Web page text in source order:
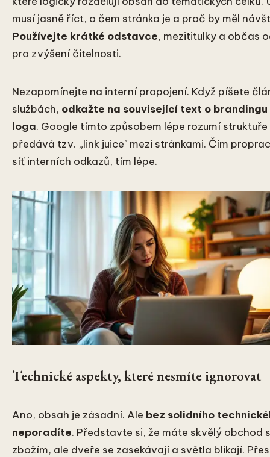
musí jasně říct, o čem stránka je a proč by měl
Používejte krátké odstavce, mezititulky a občas
pro zvýšení čitelnosti.
Nezapomínejte na interní propojení. Když píšete
službách, odkažte na související text o
loga. Google tímto způsobem lépe rozumí
předává tzv. „link juice" mezi stránkami. Čím
síť interních odkazů, tím lépe.
Technické aspekty, které nesmíte ignorovat
Ano, obsah je zásadní. Ale bez solidního
neporadíte. Představte si, že máte skvělý obchod
zbožím, ale dveře se zasekávají a světla blikají.